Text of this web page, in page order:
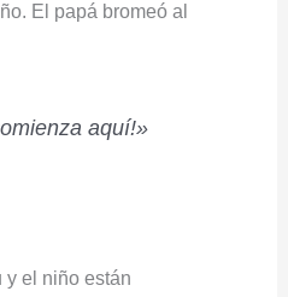
El papá bromeó al
aquí!»
y el niño están